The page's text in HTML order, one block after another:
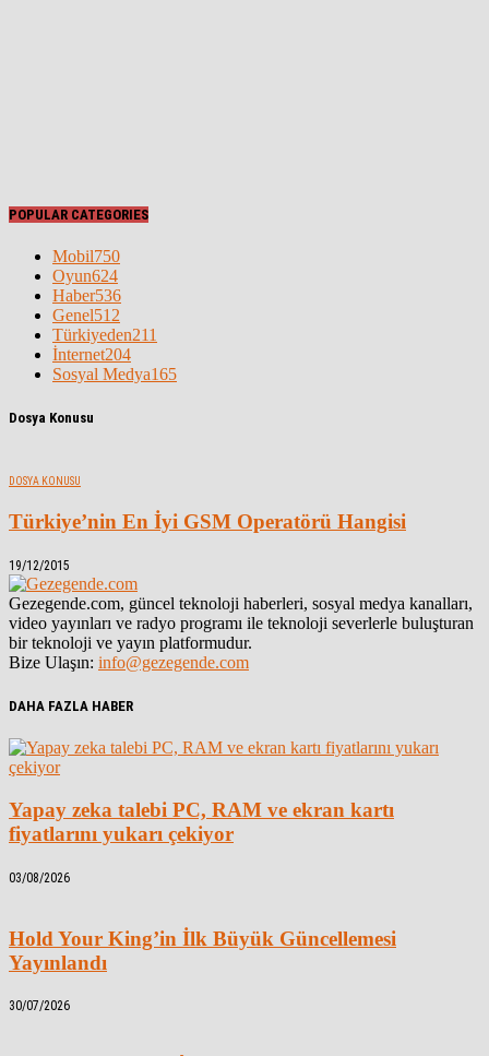
POPULAR CATEGORIES
Mobil750
Oyun624
Haber536
Genel512
Türkiyeden211
İnternet204
Sosyal Medya165
Dosya Konusu
DOSYA KONUSU
Türkiye’nin En İyi GSM Operatörü Hangisi
19/12/2015
Gezegende.com, güncel teknoloji haberleri, sosyal medya kanalları,
video yayınları ve radyo programı ile teknoloji severlerle buluşturan
bir teknoloji ve yayın platformudur.
Bize Ulaşın: info@gezegende.com
DAHA FAZLA HABER
Yapay zeka talebi PC, RAM ve ekran kartı
fiyatlarını yukarı çekiyor
03/08/2026
Hold Your King’in İlk Büyük Güncellemesi
Yayınlandı
30/07/2026